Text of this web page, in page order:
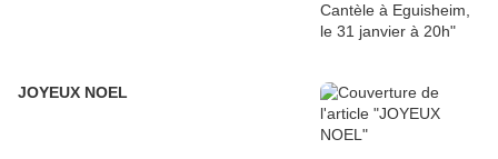
JOYEUX NOEL